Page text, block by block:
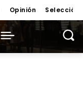
Opinión Selección